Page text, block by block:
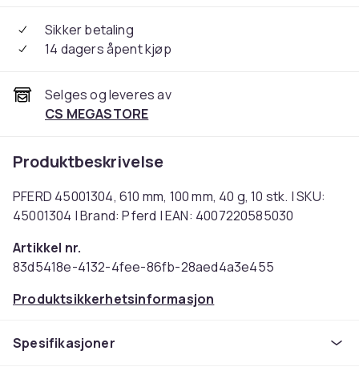
Sikker betaling
14 dagers åpent kjøp
Selges og leveres av
CS MEGASTORE
Produktbeskrivelse
PFERD 45001304, 610 mm, 100 mm, 40 g, 10 stk. | SKU:
45001304 | Brand: Pferd | EAN: 4007220585030
Artikkel nr.
83d5418e-4132-4fee-86fb-28aed4a3e455
Produktsikkerhetsinformasjon
Spesifikasjoner